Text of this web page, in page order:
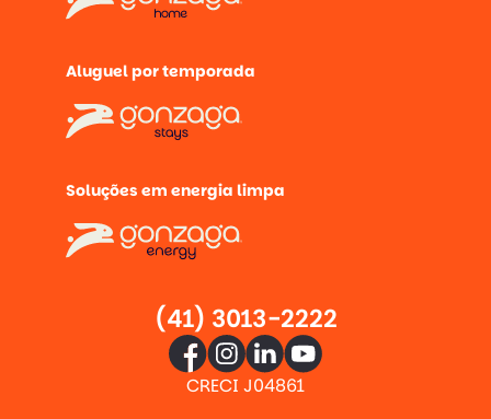
Aluguel por temporada
Soluções em energia limpa
(41) 3013-2222
CRECI J04861